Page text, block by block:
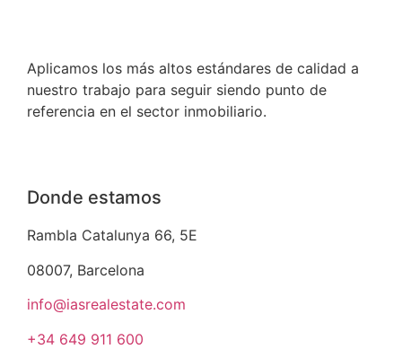
Aplicamos los más altos estándares de calidad a
nuestro trabajo para seguir siendo punto de
referencia en el sector inmobiliario.
Donde estamos
Rambla Catalunya 66, 5E
08007, Barcelona
info@iasrealestate.com
+34 649 911 600